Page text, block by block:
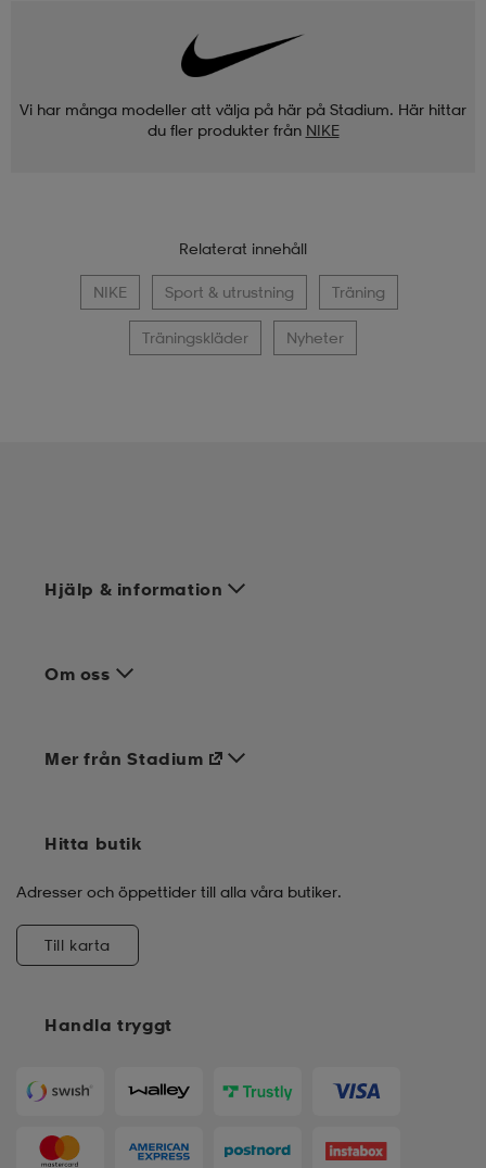
Vi har många modeller att välja på här på Stadium. Här hittar
du fler produkter från NIKE
Relaterat innehåll
NIKE Sport & utrustning Träning
Träningskläder Nyheter
Hjälp & information
Om oss
Handla tryggt
Mer från Stadium
Hitta butik
Adresser och öppettider till alla våra butiker.
Till karta